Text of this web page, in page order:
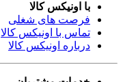
با اونیکس کالا
فرصت های شغلی
تماس با اونیکس کالا
درباره اونیکس کالا